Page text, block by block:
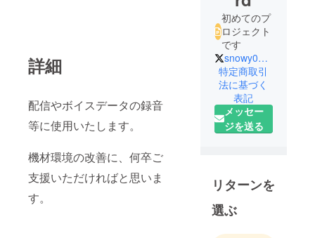
詳細
配信やボイスデータの録音
等に使用いたします。
機材環境の改善に、何卒ご
支援いただければと思いま
す。
初めてのプ
ロジェクト
です
snowy0_0chord
特定商取引
法に基づく
表記
メッセー
ジを送る
リターンを
選ぶ